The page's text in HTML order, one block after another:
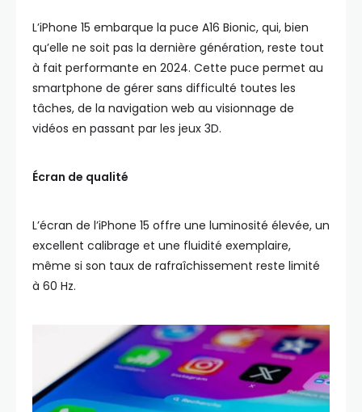
L’iPhone 15 embarque la puce A16 Bionic, qui, bien
qu’elle ne soit pas la dernière génération, reste tout
à fait performante en 2024. Cette puce permet au
smartphone de gérer sans difficulté toutes les
tâches, de la navigation web au visionnage de
vidéos en passant par les jeux 3D.
Écran de qualité
L’écran de l’iPhone 15 offre une luminosité élevée, un
excellent calibrage et une fluidité exemplaire,
même si son taux de rafraîchissement reste limité
à 60 Hz.